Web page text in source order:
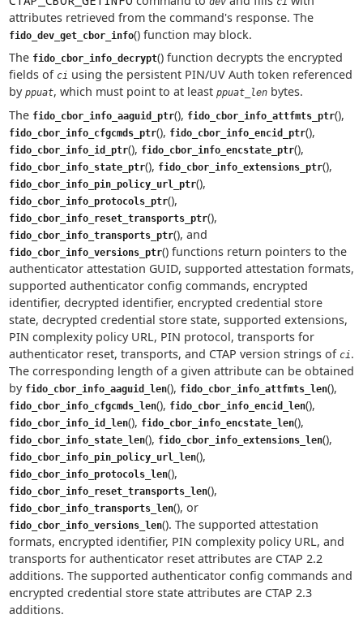
attributes retrieved from the command's response. The
fido_dev_get_cbor_info() function may block.
The fido_cbor_info_decrypt() function decrypts the encrypted
fields of ci using the persistent PIN/UV Auth token referenced
by ppuat, which must point to at least ppuat_lenbytes.
The fido_cbor_info_aaguid_ptr(), fido_cbor_info_attfmts_ptr(),
fido_cbor_info_cfgcmds_ptr(), fido_cbor_info_encid_ptr(),
fido_cbor_info_id_ptr(), fido_cbor_info_encstate_ptr(),
fido_cbor_info_state_ptr(), fido_cbor_info_extensions_ptr(),
fido_cbor_info_pin_policy_url_ptr(),
fido_cbor_info_protocols_ptr(),
fido_cbor_info_reset_transports_ptr(),
fido_cbor_info_transports_ptr(), and
fido_cbor_info_versions_ptr() functions return pointers to the
authenticator attestation GUID, supported attestation formats,
supported authenticator config commands, encrypted
identifier, decrypted identifier, encrypted credential store
state, decrypted credential store state, supported extensions,
PIN complexity policy URL, PIN protocol, transports for
authenticator reset, transports, and CTAP version strings of ci.
The corresponding length of a given attribute can be obtained
by fido_cbor_info_aaguid_len(), fido_cbor_info_attfmts_len(),
fido_cbor_info_cfgcmds_len(), fido_cbor_info_encid_len(),
fido_cbor_info_id_len(), fido_cbor_info_encstate_len(),
fido_cbor_info_state_len(), fido_cbor_info_extensions_len(),
fido_cbor_info_pin_policy_url_len(),
fido_cbor_info_protocols_len(),
fido_cbor_info_reset_transports_len(),
fido_cbor_info_transports_len(), or
fido_cbor_info_versions_len(). The supported attestation
formats, encrypted identifier, PIN complexity policy URL, and
transports for authenticator reset attributes are CTAP 2.2
additions. The supported authenticator config commands and
encrypted credential store state attributes are CTAP 2.3
additions.